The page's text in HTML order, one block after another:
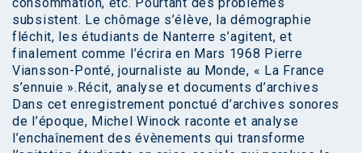
subsistent. Le chômage s’élève, la démographie
fléchit, les étudiants de Nanterre s’agitent, et
finalement comme l’écrira en Mars 1968 Pierre
Viansson-Ponté, journaliste au Monde, « La France
s’ennuie ».Récit, analyse et documents d’archives
Dans cet enregistrement ponctué d’archives sonores
de l’époque, Michel Winock raconte et analyse
l’enchaînement des évènements qui transforme